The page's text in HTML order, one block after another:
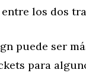
los dos
puede ser
para